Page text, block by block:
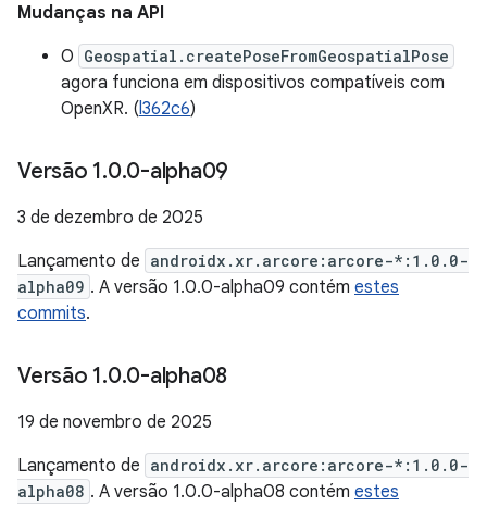
Mudanças na API
O Geospatial.createPoseFromGeospatialPose
agora funciona em dispositivos compatíveis com
OpenXR. (l362c6)
Versão 1.0.0-alpha09
3 de dezembro de 2025
Lançamento de androidx.xr.arcore:arcore-*:1.0.0-
alpha09 . A versão 1.0.0-alpha09 contém estes
commits.
Versão 1.0.0-alpha08
19 de novembro de 2025
Lançamento de androidx.xr.arcore:arcore-*:1.0.0-
alpha08 . A versão 1.0.0-alpha08 contém estes